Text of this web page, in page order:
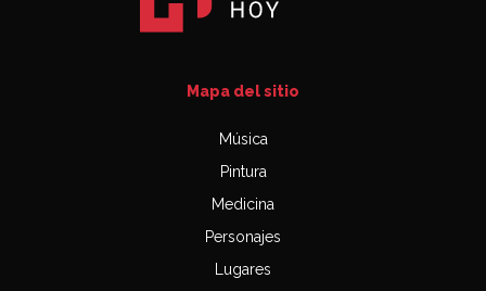
Mapa del sitio
Música
Pintura
Medicina
Personajes
Lugares